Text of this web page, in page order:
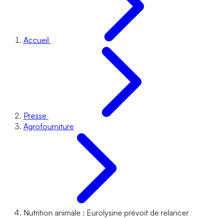
Accueil
Presse
Agrofourniture
Nutrition animale : Eurolysine prévoit de relancer